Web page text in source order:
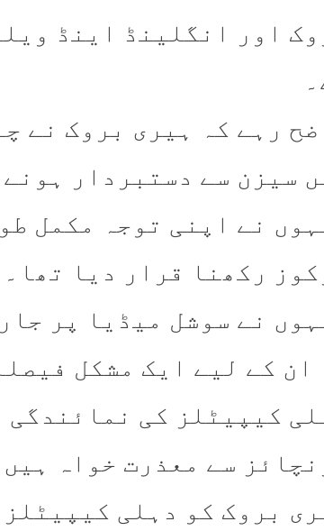
اور انگلینڈ اینڈ
سیزن سے دستبردار ہونے
نے اپنی توجہ مکمل
رکھنا قرار دیا تھا۔
نے سوشل میڈیا پر
ان کے لیے ایک مشکل
کیپیٹلز کی نمائندگی
سے معذرت خواہ